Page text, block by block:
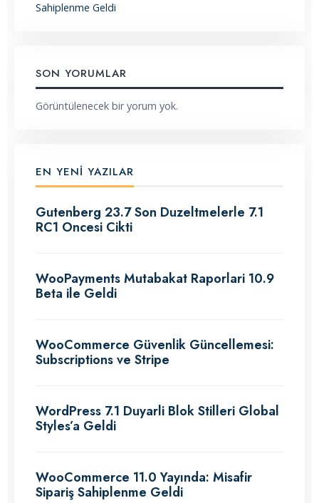
Sahiplenme Geldi
SON YORUMLAR
Görüntülenecek bir yorum yok.
EN YENI YAZILAR
Gutenberg 23.7 Son Duzeltmelerle 7.1
RC1 Oncesi Cikti
WooPayments Mutabakat Raporlari 10.9
Beta ile Geldi
WooCommerce Güvenlik Güncellemesi:
Subscriptions ve Stripe
WordPress 7.1 Duyarli Blok Stilleri Global
Styles’a Geldi
WooCommerce 11.0 Yayında: Misafir
Sipariş Sahiplenme Geldi